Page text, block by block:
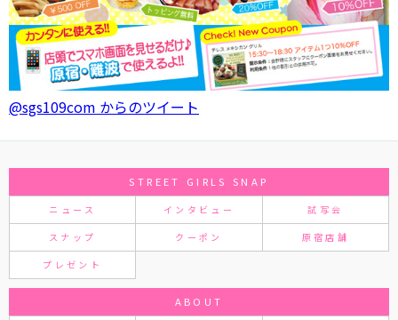
@sgs109com からのツイート
STREET GIRLS SNAP
ニュース インタビュー 試写会
スナップ クーポン 原宿店舗
プレゼント
ABOUT